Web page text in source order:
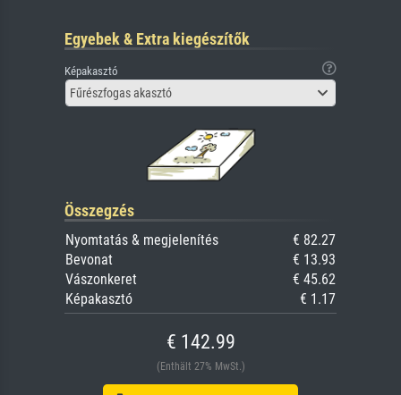
Egyebek & Extra kiegészítők
Képakasztó
Fűrészfogas akasztó
Összegzés
Nyomtatás & megjelenítés
€ 82.27
Bevonat
€ 13.93
Vászonkeret
€ 45.62
Képakasztó
€ 1.17
€ 142.99
(Enthält 27% MwSt.)